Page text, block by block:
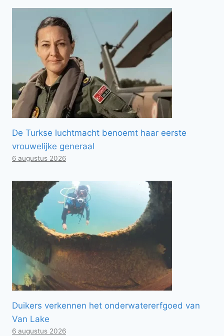
De Turkse luchtmacht benoemt haar eerste
vrouwelijke generaal
6 augustus 2026
Duikers verkennen het onderwatererfgoed van
Van Lake
6 augustus 2026